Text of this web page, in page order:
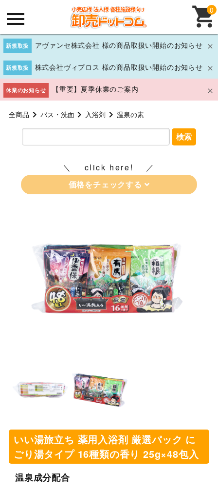
新規取扱 アヴァンセ株式会社 様の商品取扱い開始のお知らせ
新規取扱 株式会社ヴィプロス 様の商品取扱い開始のお知らせ
休業のお知らせ 【重要】夏季休業のご案内
0
全商品 バス・洗面 入浴剤 温泉の素
検索
click here!
価格をチェックする
いい湯旅立ち 薬用入浴剤 厳選パック に
ごり湯タイプ 16種類の香り 25g×48包入
温泉成分配合